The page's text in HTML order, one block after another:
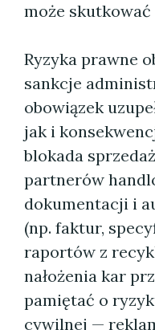
może
Ryzyka prawne
sankcje
obowiązek
jak i
blokada
partnerów
dokumentacji i
(np. faktur,
raportów z
nałożenia kar
pamiętać o
cywilnej —